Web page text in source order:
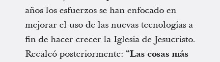
años los esfuerzos se han enfocado en
mejorar el uso de las nuevas tecnologías a
fin de hacer crecer la Iglesia de Jesucristo.
Recalcó posteriormente: “Las cosas más